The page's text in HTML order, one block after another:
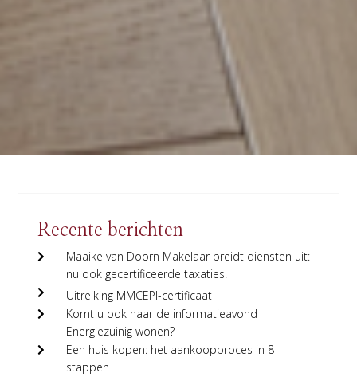
Recente berichten
Maaike van Doorn Makelaar breidt diensten uit:
nu ook gecertificeerde taxaties!
Uitreiking MMCEPI-certificaat
Komt u ook naar de informatieavond
Energiezuinig wonen?
Een huis kopen: het aankoopproces in 8
stappen